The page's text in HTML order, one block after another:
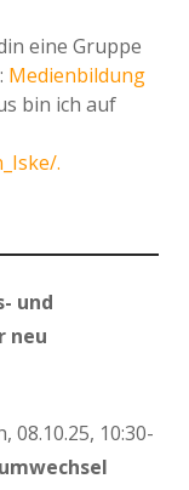
eine Gruppe
Medienbildung
bin ich auf
.
und
neu
08.10.25, 10:30-